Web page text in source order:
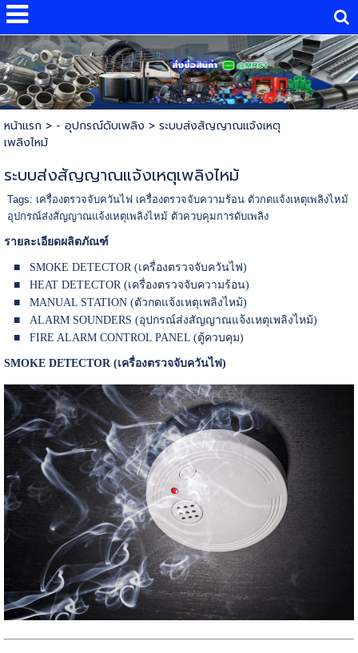
หน้าแรก> - อุปกรณ์ดับเพลิง > ระบบส่งสัญญาณแจ้งเหตุ
เพลิงไหม้
ระบบส่งสัญญาณแจ้งเหตุเพลิงไหม้
Tags: เครื่องตรวจจับควันไฟ เครื่องตรวจจับความร้อน ตัวกดแจ้งเหตุเพลิงไหม้
อุปกรณ์ส่งสัญญาณแจ้งเหตุเพลิงไหม้ ตัวควบคุมการดับเพลิง
รายละเอียดผลิตภัณฑ์
■
SMOKE DETECTOR (เครื่องตรวจจับควันไฟ)
■
HEAT DETECTOR (เครื่องตรวจจับความร้อน)
■
MANUAL STATION (ตัวกดแจ้งเหตุเพลิงไหม้)
■
ALARM SOUNDERS (อุปกรณ์ส่งสัญญาณแจ้งเหตุเพลิงไหม้)
■
FIRE ALARM CONTROL PANEL (ตู้ควบคุม)
SMOKE DETECTOR (เครื่องตรวจจับควันไฟ)